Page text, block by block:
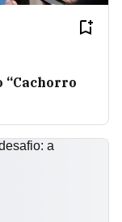
“Cachorro